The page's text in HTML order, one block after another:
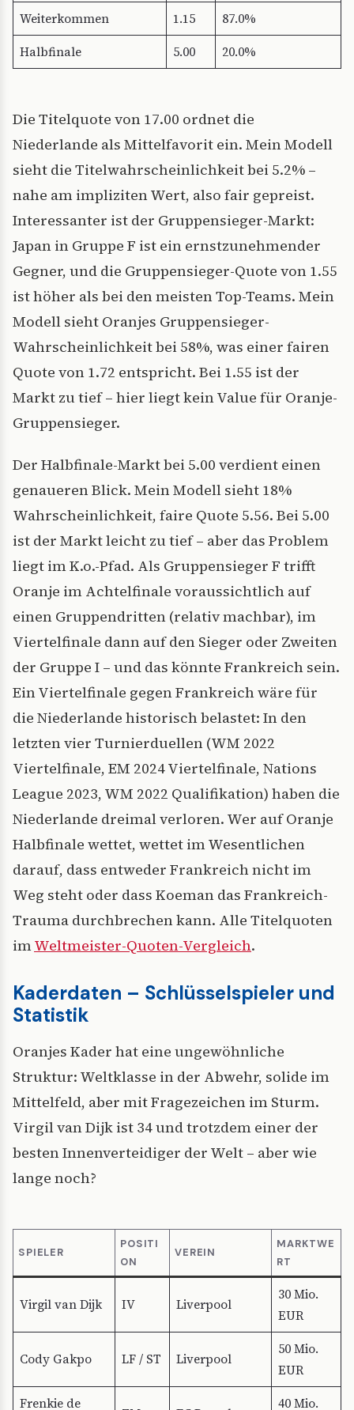
Weiterkommen 1.15
87.0%
Halbfinale
5.00 20.0%
Die Titelquote von 17.00 ordnet die
Niederlande als Mittelfavorit ein. Mein Modell
sieht die Titelwahrscheinlichkeit bei 5.2% –
nahe am impliziten Wert, also fair gepreist.
Interessanter ist der Gruppensieger-Markt:
Japan in Gruppe F ist ein ernstzunehmender
Gegner, und die Gruppensieger-Quote von 1.55
ist höher als bei den meisten Top-Teams. Mein
Modell sieht Oranjes Gruppensieger-
Wahrscheinlichkeit bei 58%, was einer fairen
Quote von 1.72 entspricht. Bei 1.55 ist der
Markt zu tief – hier liegt kein Value für Oranje-
Gruppensieger.
Der Halbfinale-Markt bei 5.00 verdient einen
genaueren Blick. Mein Modell sieht 18%
Wahrscheinlichkeit, faire Quote 5.56. Bei 5.00
ist der Markt leicht zu tief – aber das Problem
liegt im K.o.-Pfad. Als Gruppensieger F trifft
Oranje im Achtelfinale voraussichtlich auf
einen Gruppendritten (relativ machbar), im
Viertelfinale dann auf den Sieger oder Zweiten
der Gruppe I – und das könnte Frankreich sein.
Ein Viertelfinale gegen Frankreich wäre für
die Niederlande historisch belastet: In den
letzten vier Turnierduellen (WM 2022
Viertelfinale, EM 2024 Viertelfinale, Nations
League 2023, WM 2022 Qualifikation) haben die
Niederlande dreimal verloren. Wer auf Oranje
Halbfinale wettet, wettet im Wesentlichen
darauf, dass entweder Frankreich nicht im
Weg steht oder dass Koeman das Frankreich-
Trauma durchbrechen kann. Alle Titelquoten
imWeltmeister-Quoten-Vergleich.
Kaderdaten – Schlüsselspieler und
Statistik
Oranjes Kader hat eine ungewöhnliche
Struktur: Weltklasse in der Abwehr, solide im
Mittelfeld, aber mit Fragezeichen im Sturm.
Virgil van Dijk ist 34 und trotzdem einer der
besten Innenverteidiger der Welt – aber wie
lange noch?
SPIELER
POSITI
ON
VEREIN
MARKTWE
RT
Virgil van Dijk IV Liverpool
30 Mio.
EUR
Cody Gakpo LF / ST Liverpool
50 Mio.
EUR
Frenkie de
40 Mio.